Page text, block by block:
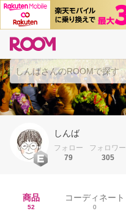
しんば
フォロー
79
フォロワー
305
商品
52
コーディネート
0